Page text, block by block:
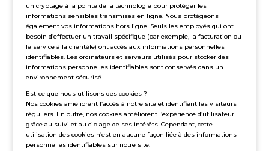
un cryptage à la pointe de la technologie pour protéger les
informations sensibles transmises en ligne. Nous protégeons
également vos informations hors ligne. Seuls les employés qui ont
besoin d’effectuer un travail spécifique (par exemple, la facturation ou
le service à la clientèle) ont accès aux informations personnelles
identifiables. Les ordinateurs et serveurs utilisés pour stocker des
informations personnelles identifiables sont conservés dans un
environnement sécurisé.
Est-ce que nous utilisons des cookies ?
Nos cookies améliorent l’accès à notre site et identifient les visiteurs
réguliers. En outre, nos cookies améliorent l’expérience d’utilisateur
grâce au suivi et au ciblage de ses intérêts. Cependant, cette
utilisation des cookies n’est en aucune façon liée à des informations
personnelles identifiables sur notre site.